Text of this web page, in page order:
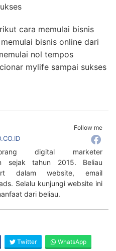
cara memulai bisnis
bisnis online dari
nol tempos
mylife sampai sukses
Follow me
digital marketer
sejak tahun 2015. Beliau
dalam website, email
Selalu kunjungi website ini
dari beliau.
Twitter WhatsApp